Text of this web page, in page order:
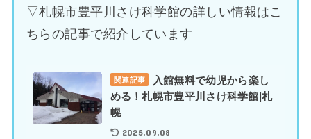
▽札幌市豊平川さけ科学館の詳しい情報はこ
ちらの記事で紹介しています
関連記事
入館無料で幼児から楽し
める！札幌市豊平川さけ科学館|札
幌
2025.09.08